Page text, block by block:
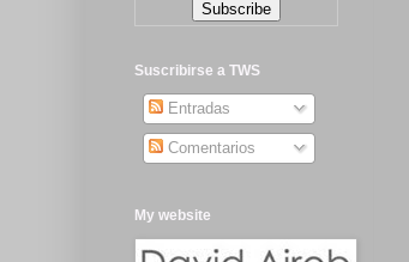
Suscribirse a TWS
Entradas
Comentarios
My website